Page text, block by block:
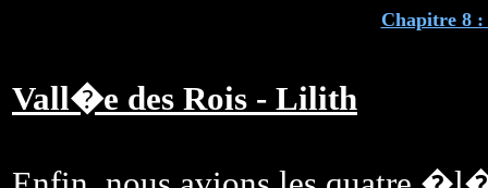
Chapitre 8
Vall�e des Rois - Lilith